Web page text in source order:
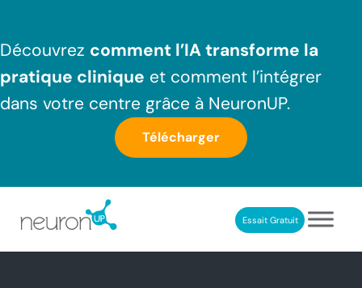
Découvrez comment l’IA transforme la
pratique clinique et comment l’intégrer
dans votre centre grâce à NeuronUP.
Télécharger
Essait Gratuit